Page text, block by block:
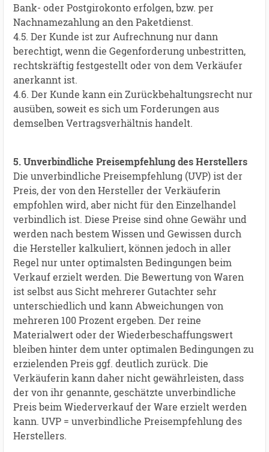
Bank- oder Postgirokonto erfolgen, bzw. per
Nachnamezahlung an den Paketdienst.
4.5. Der Kunde ist zur Aufrechnung nur dann
berechtigt, wenn die Gegenforderung unbestritten,
rechtskräftig festgestellt oder von dem Verkäufer
anerkannt ist.
4.6. Der Kunde kann ein Zurückbehaltungsrecht nur
ausüben, soweit es sich um Forderungen aus
demselben Vertragsverhältnis handelt.
5. Unverbindliche Preisempfehlung des Herstellers
Die unverbindliche Preisempfehlung (UVP) ist der
Preis, der von den Hersteller der Verkäuferin
empfohlen wird, aber nicht für den Einzelhandel
verbindlich ist. Diese Preise sind ohne Gewähr und
werden nach bestem Wissen und Gewissen durch
die Hersteller kalkuliert, können jedoch in aller
Regel nur unter optimalsten Bedingungen beim
Verkauf erzielt werden. Die Bewertung von Waren
ist selbst aus Sicht mehrerer Gutachter sehr
unterschiedlich und kann Abweichungen von
mehreren 100 Prozent ergeben. Der reine
Materialwert oder der Wiederbeschaffungswert
bleiben hinter dem unter optimalen Bedingungen zu
erzielenden Preis ggf. deutlich zurück. Die
Verkäuferin kann daher nicht gewährleisten, dass
der von ihr genannte, geschätzte unverbindliche
Preis beim Wiederverkauf der Ware erzielt werden
kann. UVP = unverbindliche Preisempfehlung des
Herstellers.